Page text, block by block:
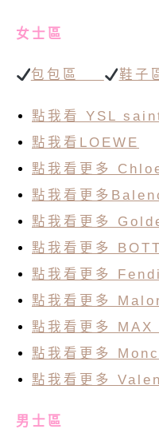
女士區
包包區 鞋
點我看 YSL
點我看LOEWE
點我看更多
點我看更多
點我看更多
點我看更多
點我看更多
點我看更多
點我看更多 MAX
點我看更多
點我看更多
男士區